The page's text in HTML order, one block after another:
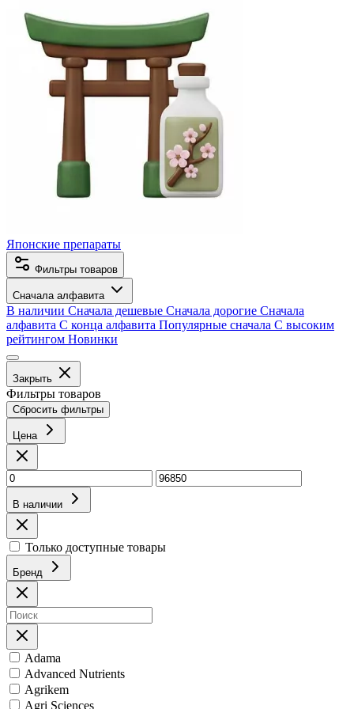
Японские препараты
Фильтры товаров
Сначала алфавита
В наличии Сначала дешевые Сначала дорогие Сначала
алфавита С конца алфавита Популярные сначала С высоким
рейтингом Новинки
Закрыть
Фильтры товаров
Сбросить фильтры
Цена
В наличии
Только доступные товары
Бренд
Adama
Advanced Nutrients
Agrikem
Agri Sciences